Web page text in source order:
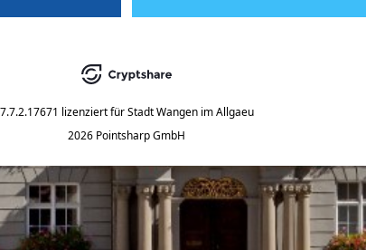
7.7.2.17671 lizenziert für Stadt Wangen im Allgaeu
2026 Pointsharp GmbH